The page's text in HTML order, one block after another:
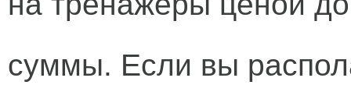
суммы. Если вы